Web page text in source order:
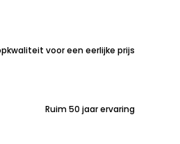
voor een eerlijke prijs
Ruim 50 jaar ervaring